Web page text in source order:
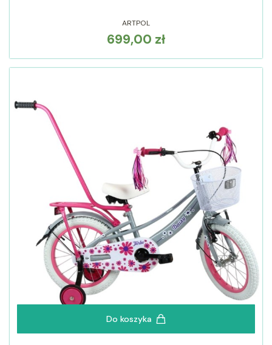
ARTPOL
Cena
699,00 zł
Do koszyka